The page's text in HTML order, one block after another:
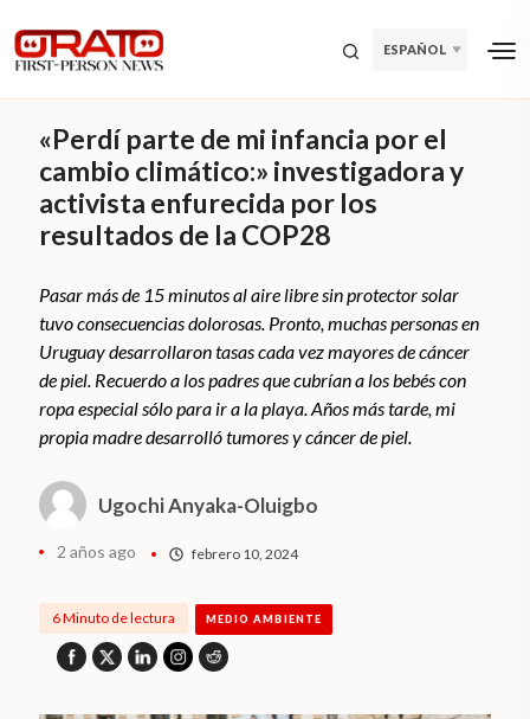
ESPAÑOL
«Perdí parte de mi infancia por el
cambio climático:» investigadora y
activista enfurecida por los
resultados de la COP28
Pasar más de 15 minutos al aire libre sin protector solar
tuvo consecuencias dolorosas. Pronto, muchas personas en
Uruguay desarrollaron tasas cada vez mayores de cáncer
de piel. Recuerdo a los padres que cubrían a los bebés con
ropa especial sólo para ir a la playa. Años más tarde, mi
propia madre desarrolló tumores y cáncer de piel.
Ugochi Anyaka-Oluigbo
2 años ago febrero 10, 2024
6 Minuto de lectura MEDIO AMBIENTE